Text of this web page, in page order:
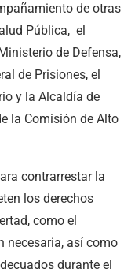
de otras
Pública, el
de Defensa,
de Prisiones, el
y la Alcaldía de
la Comisión de Alto
contrarrestar la
los derechos
como el
necesaria, así como
durante el